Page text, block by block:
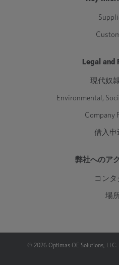
Legal and
現代奴
Environmental,
Company
借入申
弊社へのア
コンタ
場
© 2026 Optimas OE Solutions, LLC. |